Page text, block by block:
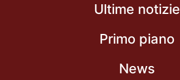
Ultime notizie
Primo piano
News